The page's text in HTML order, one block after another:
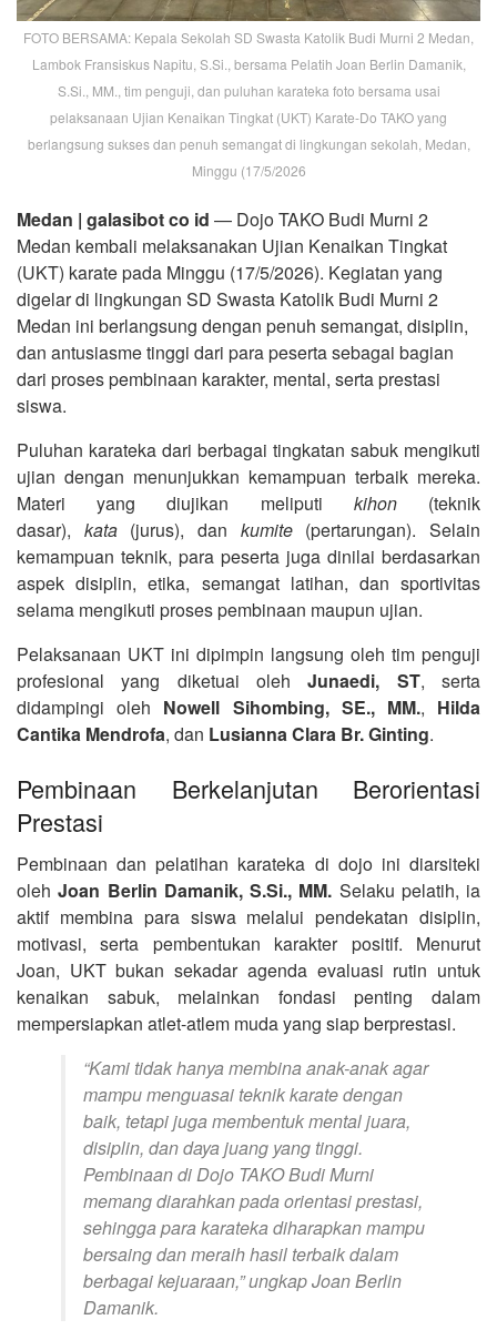
FOTO BERSAMA: Kepala Sekolah SD Swasta Katolik Budi Murni 2 Medan,
Lambok Fransiskus Napitu, S.Si., bersama Pelatih Joan Berlin Damanik,
S.Si., MM., tim penguji, dan puluhan karateka foto bersama usai
pelaksanaan Ujian Kenaikan Tingkat (UKT) Karate-Do TAKO yang
berlangsung sukses dan penuh semangat di lingkungan sekolah, Medan,
Minggu (17/5/2026
Medan | galasibot co id — Dojo TAKO Budi Murni 2
Medan kembali melaksanakan Ujian Kenaikan Tingkat
(UKT) karate pada Minggu (17/5/2026). Kegiatan yang
digelar di lingkungan SD Swasta Katolik Budi Murni 2
Medan ini berlangsung dengan penuh semangat, disiplin,
dan antusiasme tinggi dari para peserta sebagai bagian
dari proses pembinaan karakter, mental, serta prestasi
siswa.
Puluhan karateka dari berbagai tingkatan sabuk mengikuti
ujian dengan menunjukkan kemampuan terbaik mereka.
Materi yang diujikan meliputi kihon(teknik
dasar), kata(jurus), dan kumite(pertarungan). Selain
kemampuan teknik, para peserta juga dinilai berdasarkan
aspek disiplin, etika, semangat latihan, dan sportivitas
selama mengikuti proses pembinaan maupun ujian.
Pelaksanaan UKT ini dipimpin langsung oleh tim penguji
profesional yang diketuai olehJunaedi, ST, serta
didampingi oleh Nowell Sihombing, SE., MM., Hilda
Cantika Mendrofa, dan Lusianna Clara Br. Ginting.
Pembinaan Berkelanjutan Berorientasi
Prestasi
Pembinaan dan pelatihan karateka di dojo ini diarsiteki
olehJoan Berlin Damanik, S.Si., MM. Selaku pelatih, ia
aktif membina para siswa melalui pendekatan disiplin,
motivasi, serta pembentukan karakter positif. Menurut
Joan, UKT bukan sekadar agenda evaluasi rutin untuk
kenaikan sabuk, melainkan fondasi penting dalam
mempersiapkan atlet-atlem muda yang siap berprestasi.
“Kami tidak hanya membina anak-anak agar
mampu menguasai teknik karate dengan
baik, tetapi juga membentuk mental juara,
disiplin, dan daya juang yang tinggi.
Pembinaan di Dojo TAKO Budi Murni
memang diarahkan pada orientasi prestasi,
sehingga para karateka diharapkan mampu
bersaing dan meraih hasil terbaik dalam
berbagai kejuaraan,” ungkap Joan Berlin
Damanik.